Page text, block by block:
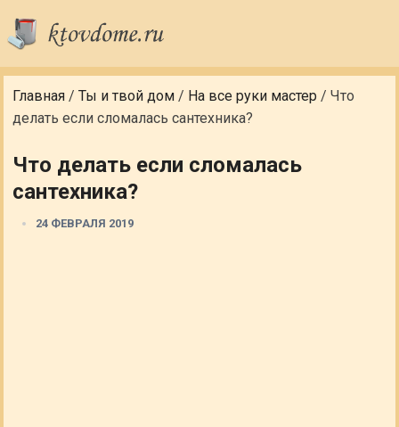
Главная /Ты и твой дом / На все руки мастер /Что
делать если сломалась сантехника?
Что делать если сломалась
сантехника?
24 ФЕВРАЛЯ 2019